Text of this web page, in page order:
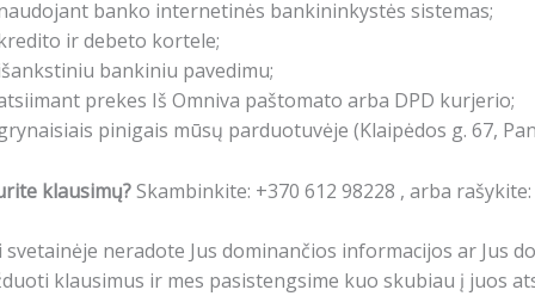
banko internetinės bankininkystės sistemas;
ir debeto kortele;
bankiniu pavedimu;
prekes Iš Omniva paštomato arba DPD kurjerio;
pinigais mūsų parduotuvėje (Klaipėdos g. 67,
klausimų?Skambinkite: +370 612 98228 , arba
svetainėje neradote Jus dominančios informacijos ar Jus
klausimus ir mes pasistengsime kuo skubiau į juos